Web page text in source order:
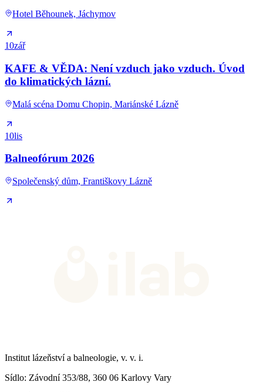
Hotel Běhounek, Jáchymov
10zář
KAFE & VĚDA: Není vzduch jako vzduch. Úvod
do klimatických lázní.
Malá scéna Domu Chopin, Mariánské Lázně
10lis
Balneofórum 2026
Společenský dům, Františkovy Lázně
Institut lázeňství a balneologie, v. v. i.
Sídlo: Závodní 353/88, 360 06 Karlovy Vary